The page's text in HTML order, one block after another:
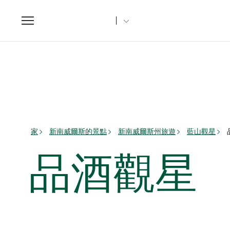
Toggle
navigation
家 新南威爾斯的景點 新南威爾斯州旅遊 藍山觀星
品酒觀星